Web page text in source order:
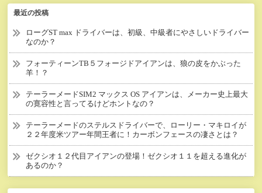
最近の投稿
ローグST max ドライバーは、初級、中級者にやさしいドライバー
なのか？
フォーティーンTB５フォージドアイアンは、狼の皮をかぶった
羊！？
テーラーメードSIM2 マックス OS アイアンは、メーカー史上最大
の寛容性と言ってるけどホントなの？
テーラーメードのステルスドライバーで、ローリー・マキロイが
２２年度米ツアー年間王者に！カーボンフェースの凄さとは？
ゼクシオ１２代目アイアンの登場！ゼクシオ１１を超える進化が
あるのか？